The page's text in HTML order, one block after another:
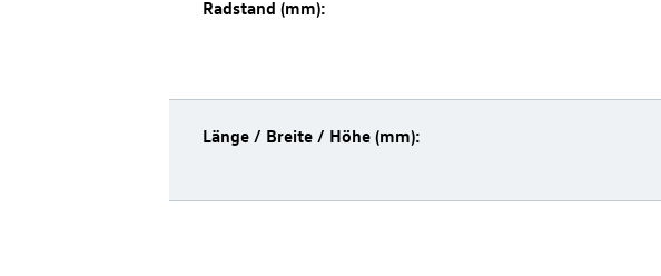
Radstand (mm):
Länge / Breite / Höhe (mm):